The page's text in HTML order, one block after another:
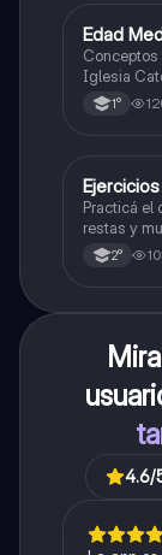
EHistoria
Edad
Conceptos
Iglesia
1°
E
Practicá el
restas y
2°
4.6/